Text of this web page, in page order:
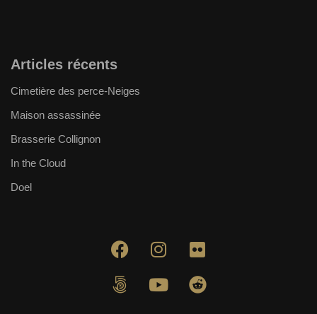
Articles récents
Cimetière des perce-Neiges
Maison assassinée
Brasserie Collignon
In the Cloud
Doel